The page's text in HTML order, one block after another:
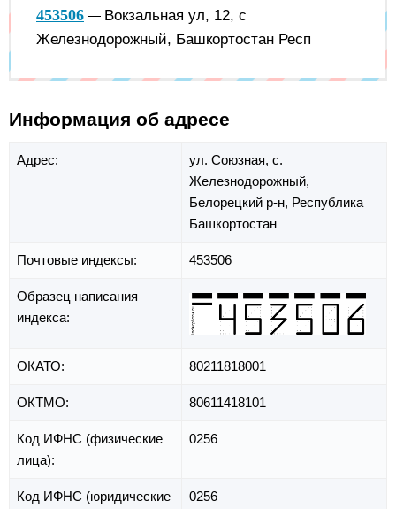
453506 — Вокзальная ул, 12, с
Железнодорожный, Башкортостан Респ
Информация об адресе
Адрес: ул. Союзная, с.
Железнодорожный,
Белорецкий р-н, Республика
Башкортостан
Почтовые индексы: 453506
Образец написания
индекса:
ОКАТО: 80211818001
ОКТМО: 80611418101
Код ИФНС (физические
лица):
0256
Код ИФНС (юридические
0256